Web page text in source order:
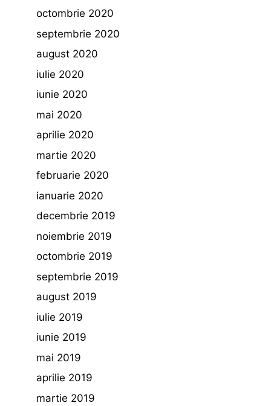
octombrie 2020
septembrie 2020
august 2020
iulie 2020
iunie 2020
mai 2020
aprilie 2020
martie 2020
februarie 2020
ianuarie 2020
decembrie 2019
noiembrie 2019
octombrie 2019
septembrie 2019
august 2019
iulie 2019
iunie 2019
mai 2019
aprilie 2019
martie 2019